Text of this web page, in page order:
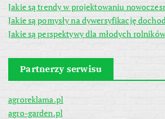
Jakie są trendy w projektowaniu
Jakie są pomysły na dywersyfikację
Jakie są perspektywy dla młodych
Partnerzy serwisu
agroreklama.pl
agro-garden.pl